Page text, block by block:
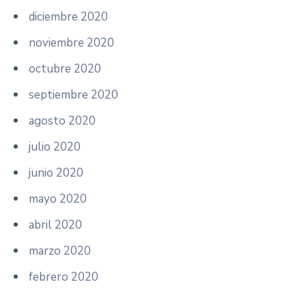
diciembre 2020
noviembre 2020
octubre 2020
septiembre 2020
agosto 2020
julio 2020
junio 2020
mayo 2020
abril 2020
marzo 2020
febrero 2020